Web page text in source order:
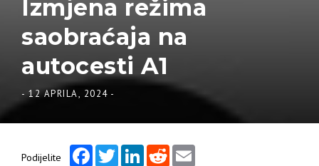
Izmjena režima
saobraćaja na
autocesti A1
- 12 APRILA, 2024 -
Podijelite
FacebookTwitterLinkedInReddit